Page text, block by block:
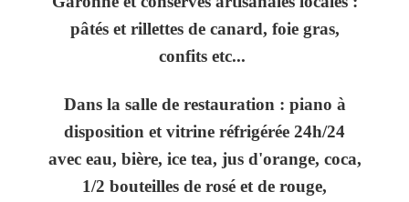
pâtés et rillettes de canard, foie gras,
confits etc...
Dans la salle de restauration : piano à
disposition et vitrine réfrigérée 24h/24
avec eau, bière, ice tea, jus d'orange, coca,
1/2 bouteilles de rosé et de rouge,